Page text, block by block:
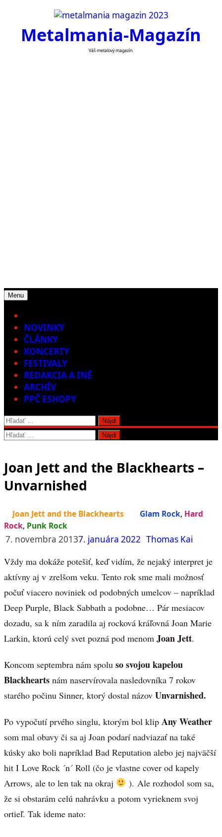
contentMetalmania-Magazín
Váš metalový magazín.
Menu
NOVINKY
ČLÁNKY
KONCERTY
FESTIVALY
REDAKCIA A INÉ
ARCHÍV
PPČ ESHOPY
Hľadať:
Hľadať:
Joan Jett and the Blackhearts –
Unvarnished
Joan Jett and the Blackhearts Glam Rock, Hard
Rock, Punk Rock
7. novembra 20137. januára 2022 Thomas Kai
Vždy ma dokáže potešiť, keď vidím, že nejaký interpret je
aktívny aj v zrelšom veku. Tento rok sme mali možnosť
počuť viacero noviniek od podobných umelcov – napríklad
Deep Purple, Black Sabbath a podobne… Pár mesiacov
dozadu, sa k ním zaradila aj rocková kráľovná Joan Marie
Larkin, ktorú celý svet pozná pod menom Joan Jett.
Koncom septembra nám spolu so svojou kapelou
Blackhearts nám naservírovala nasledovníka 7 rokov
starého počinu Sinner, ktorý dostal názov Unvarnished.
Po vypočutí prvého singlu, ktorým bol klip Any Weather
som mal obavy či sa aj Joan podarí nadviazať na také
kúsky ako boli napríklad Bad Reputation alebo jej najväčší
hit I Love Rock ´n´ Roll (čo je vlastne cover od kapely
Arrows, ale to len tak na okraj
). Ale rozhodol som sa,
že si obstarám celú nahrávku a potom vyrieknem svoj
ortieľ. Tak ideme nato: